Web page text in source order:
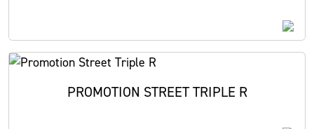
PROMOTION STREET TRIPLE R